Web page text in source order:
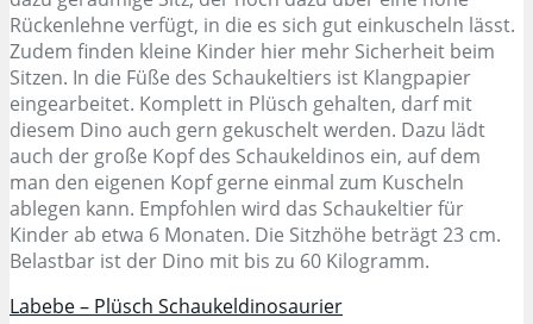
Rückenlehne verfügt, in die es sich gut einkuscheln lässt.
Zudem finden kleine Kinder hier mehr Sicherheit beim
Sitzen. In die Füße des Schaukeltiers ist Klangpapier
eingearbeitet. Komplett in Plüsch gehalten, darf mit
diesem Dino auch gern gekuschelt werden. Dazu lädt
auch der große Kopf des Schaukeldinos ein, auf dem
man den eigenen Kopf gerne einmal zum Kuscheln
ablegen kann. Empfohlen wird das Schaukeltier für
Kinder ab etwa 6 Monaten. Die Sitzhöhe beträgt 23 cm.
Belastbar ist der Dino mit bis zu 60 Kilogramm.
Labebe – Plüsch Schaukeldinosaurier